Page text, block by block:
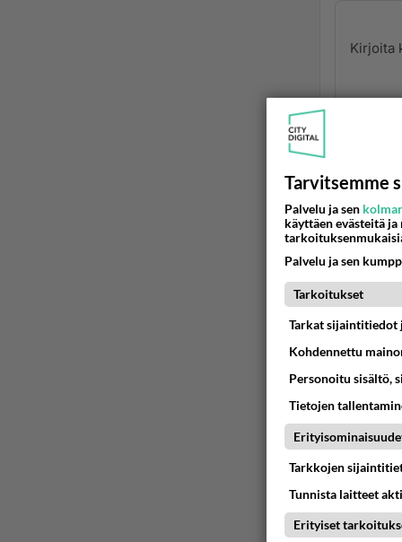
serveri
Onko
Tarvitsemme
Palvelu ja sen
käyttäen evästeitä
Palvelu ja sen
Tarkoitukset
Tarkat sijaintitiedot
Kohdennettu
Personoitu sisältö,
Tietojen
Tarkkojen
Tunnista laitteet
Erityiset